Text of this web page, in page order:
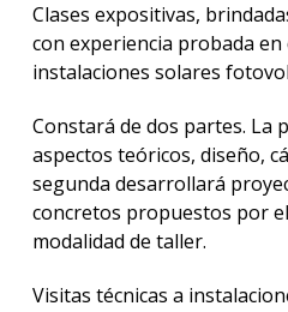
Clases expositivas,
con experiencia probada en
instalaciones solares
Constará de dos partes. La
aspectos teóricos, diseño,
segunda desarrollará
concretos propuestos por
modalidad de taller.
Visitas técnicas a